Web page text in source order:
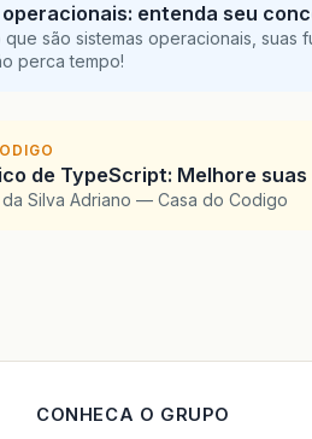
entenda seu
que são sistemas operacionais,
perca tempo!
de TypeScript: Melhore suas
Silva Adriano — Casa do Codigo
CONHECA O GRUPO